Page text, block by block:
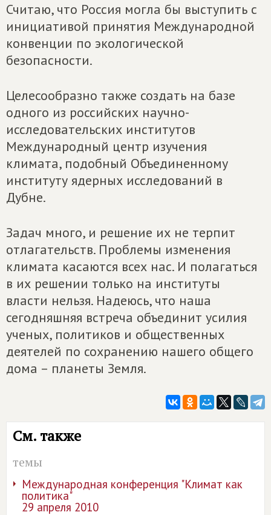
Считаю, что Россия могла бы выступить с
инициативой принятия Международной
конвенции по экологической
безопасности.
Целесообразно также создать на базе
одного из российских научно-
исследовательских институтов
Международный центр изучения
климата, подобный Объединенному
институту ядерных исследований в
Дубне.
Задач много, и решение их не терпит
отлагательств. Проблемы изменения
климата касаются всех нас. И полагаться
в их решении только на институты
власти нельзя. Надеюсь, что наша
сегодняшняя встреча объединит усилия
ученых, политиков и общественных
деятелей по сохранению нашего общего
дома – планеты Земля.
См. также
темы
Международная конференция "Климат как
политика"
29 апреля 2010